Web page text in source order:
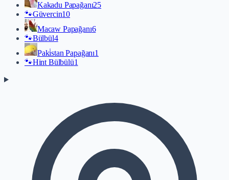
Kakadu Papağanı25
🐾Güvercin10
Macaw Papağanı6
🐾Bülbül4
Paki̇stan Papağanı1
🐾Hint Bülbülü1